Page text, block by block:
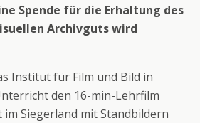
Spende für die Erhaltung des
Archivguts wird
Institut für Film und Bild in
den 16-min-Lehrfilm
Siegerland mit Standbildern